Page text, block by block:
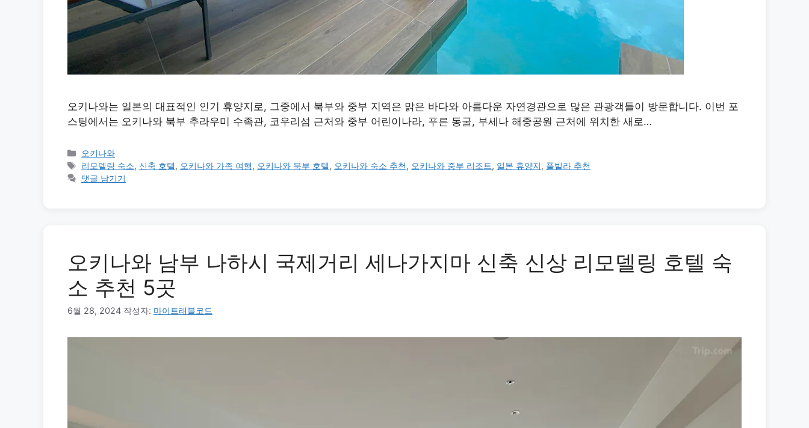
오키나와는 일본의 대표적인 인기 휴양지로, 그중에서 북부와 중부 지역은 맑은 바다와 아름다운 자연경관으로 많은 관광객들이 방문합니다. 이번 포
스팅에서는 오키나와 북부 추라우미 수족관, 코우리섬 근처와 중부 어린이나라, 푸른 동굴, 부세나 해중공원 근처에 위치한 새로…
카
테
고
오키나와
태
그
리모델링 숙소, 신축 호텔, 오키나와 가족 여행, 오키나와 북부 호텔, 오키나와 숙소 추천, 오키나와 중부 리조트, 일본 휴양지, 풀빌라 추천
댓글 남기기
오키나와 남부 나하시 국제거리 세나가지마 신축 신상 리모델링 호텔 숙
소 추천 5곳
6월 28, 2024 작성자: 마이트래블코드